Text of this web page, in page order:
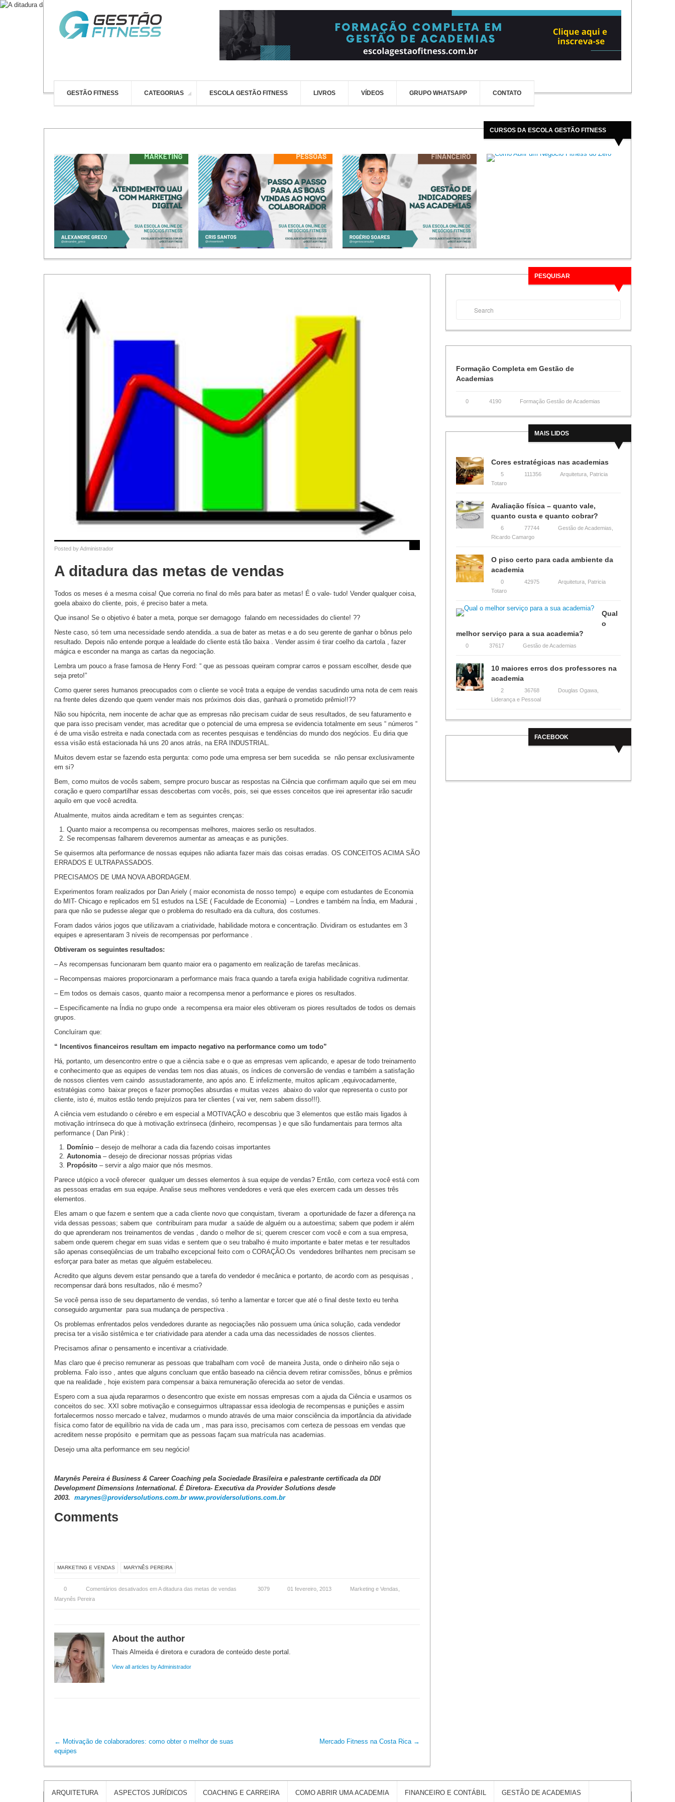
GESTÃO FITNESS CATEGORIAS ESCOLA GESTÃO FITNESS LIVROS VÍDEOS GRUPO WHATSAPP CONTATO
CURSOS DA ESCOLA GESTÃO FITNESS
08 Passos da Venda nas Academias
Inbound Marketing para Academias Marketing para Academias Arquitetura para Academias
Posted byAdministrador
A ditadura das metas de vendas
Todos os meses é a mesma coisa! Que correria no final do mês para bater as metas! É o vale- tudo! Vender qualquer coisa,
goela abaixo do cliente, pois, é preciso bater a meta.
Que insano! Se o objetivo é bater a meta, porque ser demagogo falando em necessidades do cliente! ??
Neste caso, só tem uma necessidade sendo atendida..a sua de bater as metas e a do seu gerente de ganhar o bônus pelo
resultado. Depois não entende porque a lealdade do cliente está tão baixa . Vender assim é tirar coelho da cartola , fazer
mágica e esconder na manga as cartas da negociação.
Lembra um pouco a frase famosa de Henry Ford: “ que as pessoas queiram comprar carros e possam escolher, desde que
seja preto!”
Como querer seres humanos preocupados com o cliente se você trata a equipe de vendas sacudindo uma nota de cem reais
na frente deles dizendo que quem vender mais nos próximos dois dias, ganhará o prometido prêmio!!??
Não sou hipócrita, nem inocente de achar que as empresas não precisam cuidar de seus resultados, de seu faturamento e
que para isso precisam vender, mas acreditar que o potencial de uma empresa se evidencia totalmente em seus “ números “
é de uma visão estreita e nada conectada com as recentes pesquisas e tendências do mundo dos negócios. Eu diria que
essa visão está estacionada há uns 20 anos atrás, na ERA INDUSTRIAL.
Muitos devem estar se fazendo esta pergunta: como pode uma empresa ser bem sucedida se não pensar exclusivamente
em si?
Bem, como muitos de vocês sabem, sempre procuro buscar as respostas na Ciência que confirmam aquilo que sei em meu
coração e quero compartilhar essas descobertas com vocês, pois, sei que esses conceitos que irei apresentar irão sacudir
aquilo em que você acredita.
Atualmente, muitos ainda acreditam e tem as seguintes crenças:
Quanto maior a recompensa ou recompensas melhores, maiores serão os resultados.
Se recompensas falharem deveremos aumentar as ameaças e as punições.
Se quisermos alta performance de nossas equipes não adianta fazer mais das coisas erradas. OS CONCEITOS ACIMA SÃO
ERRADOS E ULTRAPASSADOS.
PRECISAMOS DE UMA NOVA ABORDAGEM.
Experimentos foram realizados por Dan Ariely ( maior economista de nosso tempo) e equipe com estudantes de Economia
do MIT- Chicago e replicados em 51 estudos na LSE ( Faculdade de Economia) – Londres e também na Índia, em Madurai ,
para que não se pudesse alegar que o problema do resultado era da cultura, dos costumes.
Foram dados vários jogos que utilizavam a criatividade, habilidade motora e concentração. Dividiram os estudantes em 3
equipes e apresentaram 3 níveis de recompensas por performance .
Obtiveram os seguintes resultados:
– As recompensas funcionaram bem quanto maior era o pagamento em realização de tarefas mecânicas.
– Recompensas maiores proporcionaram a performance mais fraca quando a tarefa exigia habilidade cognitiva rudimentar.
– Em todos os demais casos, quanto maior a recompensa menor a performance e piores os resultados.
– Especificamente na Índia no grupo onde a recompensa era maior eles obtiveram os piores resultados de todos os demais
grupos.
Concluíram que:
“ Incentivos financeiros resultam em impacto negativo na performance como um todo”
Há, portanto, um desencontro entre o que a ciência sabe e o que as empresas vem aplicando, e apesar de todo treinamento
e conhecimento que as equipes de vendas tem nos dias atuais, os índices de conversão de vendas e também a satisfação
de nossos clientes vem caindo assustadoramente, ano após ano. E infelizmente, muitos aplicam ,equivocadamente,
estratégias como baixar preços e fazer promoções absurdas e muitas vezes abaixo do valor que representa o custo por
cliente, isto é, muitos estão tendo prejuízos para ter clientes ( vai ver, nem sabem disso!!!).
A ciência vem estudando o cérebro e em especial a MOTIVAÇÃO e descobriu que 3 elementos que estão mais ligados à
motivação intrínseca do que à motivação extrínseca (dinheiro, recompensas ) e que são fundamentais para termos alta
performance ( Dan Pink) :
Domínio – desejo de melhorar a cada dia fazendo coisas importantes
Autonomia– desejo de direcionar nossas próprias vidas
Propósito – servir a algo maior que nós mesmos.
Parece utópico a você oferecer qualquer um desses elementos à sua equipe de vendas? Então, com certeza você está com
as pessoas erradas em sua equipe. Analise seus melhores vendedores e verá que eles exercem cada um desses três
elementos.
Eles amam o que fazem e sentem que a cada cliente novo que conquistam, tiveram a oportunidade de fazer a diferença na
vida dessas pessoas; sabem que contribuíram para mudar a saúde de alguém ou a autoestima; sabem que podem ir além
do que aprenderam nos treinamentos de vendas , dando o melhor de si; querem crescer com você e com a sua empresa,
sabem onde querem chegar em suas vidas e sentem que o seu trabalho é muito importante e bater metas e ter resultados
são apenas conseqüências de um trabalho excepcional feito com o CORAÇÃO.Os vendedores brilhantes nem precisam se
esforçar para bater as metas que alguém estabeleceu.
Acredito que alguns devem estar pensando que a tarefa do vendedor é mecânica e portanto, de acordo com as pesquisas ,
recompensar dará bons resultados, não é mesmo?
Se você pensa isso de seu departamento de vendas, só tenho a lamentar e torcer que até o final deste texto eu tenha
conseguido argumentar para sua mudança de perspectiva .
Os problemas enfrentados pelos vendedores durante as negociações não possuem uma única solução, cada vendedor
precisa ter a visão sistêmica e ter criatividade para atender a cada uma das necessidades de nossos clientes.
Precisamos afinar o pensamento e incentivar a criatividade.
Mas claro que é preciso remunerar as pessoas que trabalham com você de maneira Justa, onde o dinheiro não seja o
problema. Falo isso , antes que alguns concluam que então baseado na ciência devem retirar comissões, bônus e prêmios
que na realidade , hoje existem para compensar a baixa remuneração oferecida ao setor de vendas.
Espero com a sua ajuda repararmos o desencontro que existe em nossas empresas com a ajuda da Ciência e usarmos os
conceitos do sec. XXI sobre motivação e conseguirmos ultrapassar essa ideologia de recompensas e punições e assim
fortalecermos nosso mercado e talvez, mudarmos o mundo através de uma maior consciência da importância da atividade
física como fator de equilíbrio na vida de cada um , mas para isso, precisamos com certeza de pessoas em vendas que
acreditem nesse propósito e permitam que as pessoas façam sua matrícula nas academias.
Desejo uma alta performance em seu negócio!
Marynês Pereira é Business & Career Coaching pela Sociedade Brasileira e palestrante certificada da DDI
Development Dimensions International. É Diretora- Executiva da Provider Solutions desde
2003. marynes@providersolutions.com.br www.providersolutions.com.br
Comments
MARKETING E VENDAS MARYNÊS PEREIRA
0 Comentários desativados em A ditadura das metas de vendas 3079 01 fevereiro, 2013 Marketing e Vendas,
Marynês Pereira
About the author
Thais Almeida é diretora e curadora de conteúdo deste portal.
View all articles by Administrador
← Motivação de colaboradores: como obter o melhor de suas
equipes
Mercado Fitness na Costa Rica →
PESQUISAR
Formação Completa em Gestão de
Academias
0 4190 Formação Gestão de Academias
MAIS LIDOS
Cores estratégicas nas academias
5 111356 Arquitetura Patricia
Totaro
Avaliação física – quanto vale,
quanto custa e quanto cobrar?
6 77744 Gestão de Academias
Ricardo Camargo
O piso certo para cada ambiente da
academia
0 42975 Arquitetura Patricia
Totaro
Qual
o
melhor serviço para a sua academia?
0 37617 Gestão de Academias
10 maiores erros dos professores na
academia
2 36768 Douglas Ogawa
Liderança e Pessoal
FACEBOOK
ARQUITETURA ASPECTOS JURÍDICOS COACHING E CARREIRA COMO ABRIR UMA ACADEMIA FINANCEIRO E CONTÁBIL GESTÃO DE ACADEMIAS